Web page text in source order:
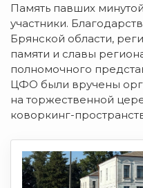
Память павших
участники.
Брянской области,
памяти и славы
полномочного
ЦФО были вручены
на торжественной
коворкинг-